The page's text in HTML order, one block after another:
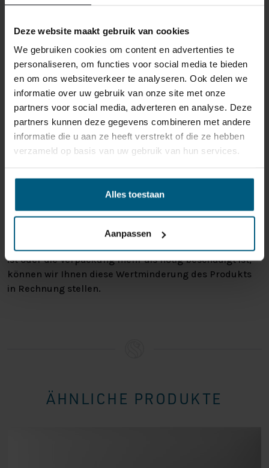
Deze website maakt gebruik van cookies
We gebruiken cookies om content en advertenties te
personaliseren, om functies voor social media te bieden
en om ons websiteverkeer te analyseren. Ook delen we
informatie over uw gebruik van onze site met onze
partners voor social media, adverteren en analyse. Deze
partners kunnen deze gegevens combineren met andere
informatie die u aan ze heeft verstrekt of die ze hebben
verzameld op basis van uw gebruik van hun services.
Alles toestaan
Aanpassen
Individuell gestaltete Artikel wie Matratzen,
Lattenroste, Obermatratzen und Boxspring-
Sets fallen NICHT unter die
Rückgabebestimmungen und können von
uns nicht zurückgenommen werden.
Manchmal möchten Sie vielleicht eine Bestellung
gefällt, oder vielleicht gibt es einen anderen Grund,
Bitte behandeln Sie das Produkt sorgfältig und
vergewissern Sie sich, dass es richtig verpackt ist, wenn
ist oder die Verpackung mehr als nötig beschädigt ist,
können wir Ihnen diese Wertminderung des Produkts
in Rechnung stellen.
ÄHNLICHE PRODUKTE